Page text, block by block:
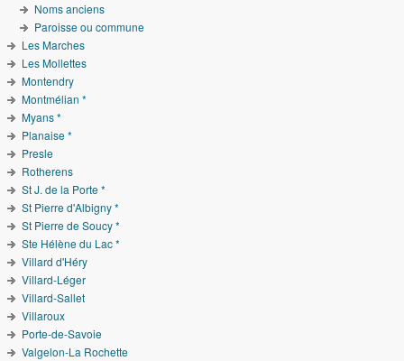
Noms anciens
Paroisse ou commune
Les Marches
Les Mollettes
Montendry
Montmélian *
Myans *
Planaise *
Presle
Rotherens
St J. de la Porte *
St Pierre d'Albigny *
St Pierre de Soucy *
Ste Hélène du Lac *
Villard d'Héry
Villard-Léger
Villard-Sallet
Villaroux
Porte-de-Savoie
Valgelon-La Rochette